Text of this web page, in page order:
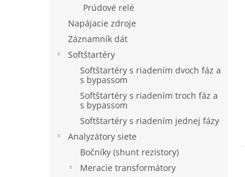
Prúdové relé
Napájacie zdroje
Záznamník dát
Softštartéry
Softštartéry s riadením dvoch fáz a
s bypassom
Softštartéry s riadením troch fáz a
s bypassom
Softštartéry s riadením jednej fázy
Analyzátory siete
Bočníky (shunt rezistory)
Meracie transformátory